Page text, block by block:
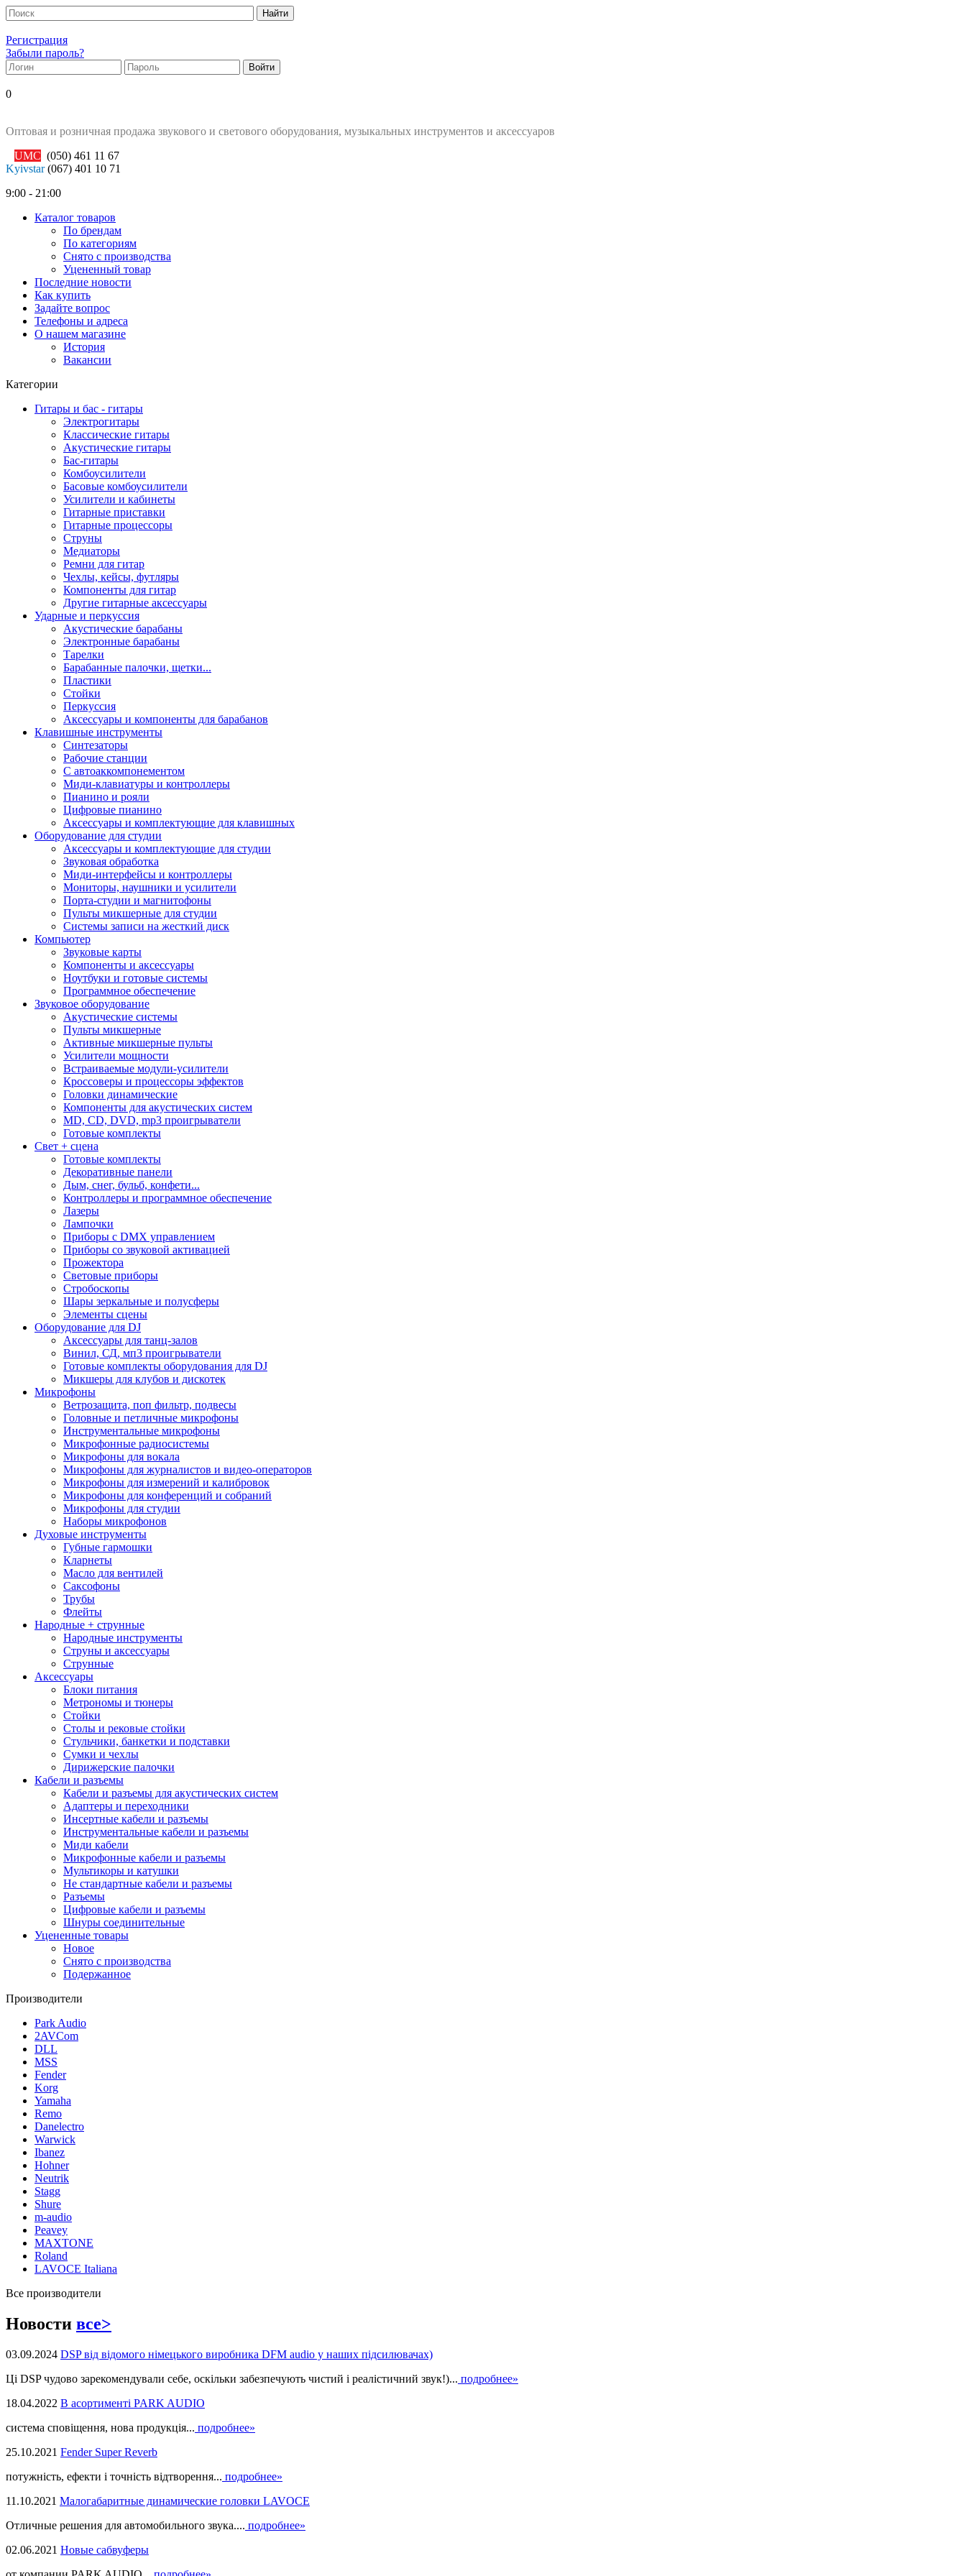
Регистрация
Забыли пароль?
0
Оптовая и розничная продажа звукового и светового оборудования, музыкальных инструментов и аксессуаров
UMC (050) 461 11 67
Kyivstar (067) 401 10 71
9:00 - 21:00
Каталог товаров
По брендам
По категориям
Снято с производства
Уцененный товар
Последние новости
Как купить
Задайте вопрос
Телефоны и адреса
О нашем магазине
История
Вакансии
Категории
Гитары и бас - гитары
Электрогитары
Классические гитары
Акустические гитары
Бас-гитары
Комбоусилители
Басовые комбоусилители
Усилители и кабинеты
Гитарные приставки
Гитарные процессоры
Струны
Медиаторы
Ремни для гитар
Чехлы, кейсы, футляры
Компоненты для гитар
Другие гитарные аксессуары
Ударные и перкуссия
Акустические барабаны
Электронные барабаны
Тарелки
Барабанные палочки, щетки...
Пластики
Стойки
Перкуссия
Аксессуары и компоненты для барабанов
Клавишные инструменты
Синтезаторы
Рабочие станции
С автоаккомпонементом
Миди-клавиатуры и контроллеры
Пианино и рояли
Цифровые пианино
Аксессуары и комплектующие для клавишных
Оборудование для студии
Аксессуары и комплектующие для студии
Звуковая обработка
Миди-интерфейсы и контроллеры
Мониторы, наушники и усилители
Порта-студии и магнитофоны
Пульты микшерные для студии
Системы записи на жесткий диск
Компьютер
Звуковые карты
Компоненты и аксессуары
Ноутбуки и готовые системы
Программное обеспечение
Звуковое оборудование
Акустические системы
Пульты микшерные
Активные микшерные пульты
Усилители мощности
Встраиваемые модули-усилители
Кроссоверы и процессоры эффектов
Головки динамические
Компоненты для акустических систем
MD, CD, DVD, mp3 проигрыватели
Готовые комплекты
Свет + сцена
Готовые комплекты
Декоративные панели
Дым, снег, бульб, конфети...
Контроллеры и программное обеспечение
Лазеры
Лампочки
Приборы с DMX управлением
Приборы со звуковой активацией
Прожектора
Световые приборы
Стробоскопы
Шары зеркальные и полусферы
Элементы сцены
Оборудование для DJ
Аксессуары для танц-залов
Винил, СД, мп3 проигрыватели
Готовые комплекты оборудования для DJ
Микшеры для клубов и дискотек
Микрофоны
Ветрозащита, поп фильтр, подвесы
Головные и петличные микрофоны
Инструментальные микрофоны
Микрофонные радиосистемы
Микрофоны для вокала
Микрофоны для журналистов и видео-операторов
Микрофоны для измерений и калибровок
Микрофоны для конференций и собраний
Микрофоны для студии
Наборы микрофонов
Духовые инструменты
Губные гармошки
Кларнеты
Масло для вентилей
Саксофоны
Трубы
Флейты
Народные + струнные
Народные инструменты
Струны и аксессуары
Струнные
Аксессуары
Блоки питания
Метрономы и тюнеры
Стойки
Столы и рековые стойки
Стульчики, банкетки и подставки
Сумки и чехлы
Дирижерские палочки
Кабели и разъемы
Кабели и разъемы для акустических систем
Адаптеры и переходники
Инсертные кабели и разъемы
Инструментальные кабели и разъемы
Миди кабели
Микрофонные кабели и разъемы
Мультикоры и катушки
Не стандартные кабели и разъемы
Разъемы
Цифровые кабели и разъемы
Шнуры соединительные
Уцененные товары
Новое
Снято с производства
Подержанное
Производители
Park Audio
2AVCom
DLL
MSS
Fender
Korg
Yamaha
Remo
Danelectro
Warwick
Ibanez
Hohner
Neutrik
Stagg
Shure
m-audio
Peavey
MAXTONE
Roland
LAVOCE Italiana
Все производители
Новости все>
03.09.2024 DSP від відомого німецького виробника DFM audio у наших підсилювачах)
Ці DSP чудово зарекомендували себе, оскільки забезпечують чистий і реалістичний звук!)... подробнее»
18.04.2022 В асортименті PARK AUDIO
система сповіщення, нова продукцiя... подробнее»
25.10.2021 Fender Super Reverb
потужність, ефекти і точність відтворення... подробнее»
11.10.2021 Малогабаритные динамические головки LAVOCE
Отличные решения для автомобильного звука.... подробнее»
02.06.2021 Новые сабвуферы